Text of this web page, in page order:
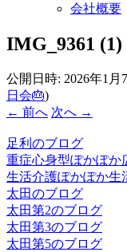
会社概要
IMG_9361 (1)
公開日時: 2026年1月
日会🎂)
← 前へ 次へ →
足利のブログ
重症心身型ぽかぽか
生活介護ぽかぽか生
太田のブログ
太田第2のブログ
太田第3のブログ
太田第5のブログ